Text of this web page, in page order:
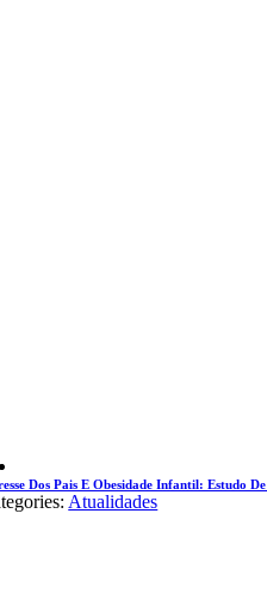
Dos Pais E Obesidade Infantil: Estudo
Atualidades